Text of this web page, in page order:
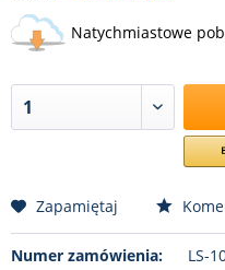
Natychmiastowe
Zapamiętaj
Numer zamówienia:
LS-